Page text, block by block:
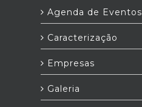
Agenda de Eventos
Caracterização
Empresas
Galeria